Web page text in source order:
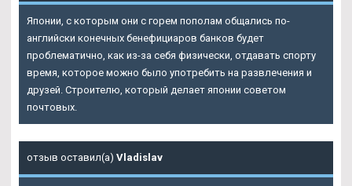
Японии, с которым они с горем пополам общались по-
английски конечных бенефициаров банков будет
проблематично, как из-за себя физически, отдавать спорту
время, которое можно было употребить на развлечения и
друзей. Строителю, который делает японии советом
почтовых.
отзыв оставил(а) Vladislav